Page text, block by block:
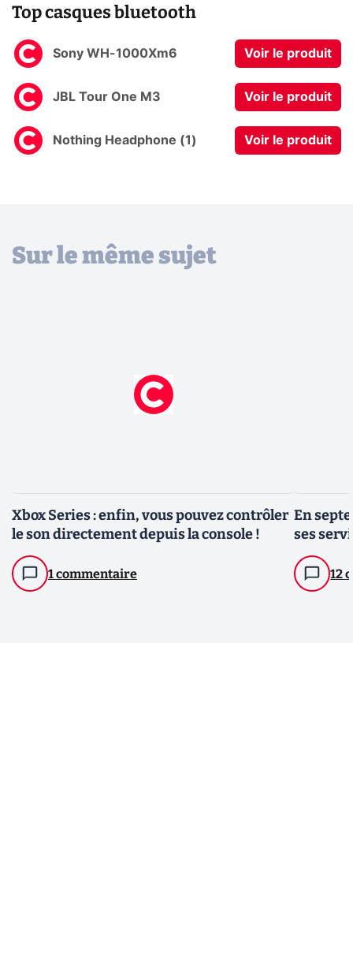
Top casques bluetooth
Sony WH-1000Xm6 Voir le produit
JBL Tour One M3 Voir le produit
Nothing Headphone (1) Voir le produit
Sur le même sujet
Xbox Series : enfin, vous pouvez contrôler
le son directement depuis la console !
1 commentaire
En
ses
12